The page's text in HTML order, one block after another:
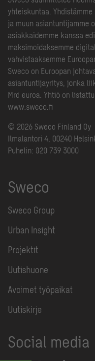
yhteiskuntaa.
ja muun asiantuntijamme
asiakkaidemme kanssa
maksimoidaksemme
vahvistaaksemme
Sweco on Euroopan
asiantuntijayritys, jonka
Mrd euroa. Yhtiö on
www.sweco.fi
© 2026 Sweco Finland Oy
Ilmalantori 4, 00240
Puhelin: 020 739 3000
Sweco
Sweco Group
Urban Insight
Projektit
Uutishuone
Avoimet työpaikat
Uutiskirje
Social media